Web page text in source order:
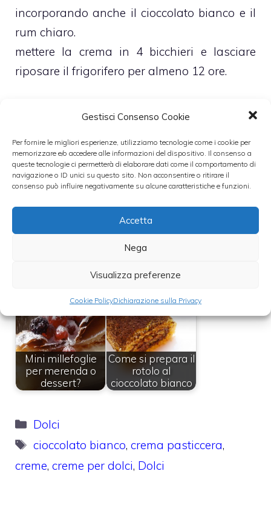
Gestisci Consenso Cookie
Per fornire le migliori esperienze, utilizziamo tecnologie come i cookie per
memorizzare e/o accedere alle informazioni del dispositivo. Il consenso a
queste tecnologie ci permetterà di elaborare dati come il comportamento di
navigazione o ID unici su questo sito. Non acconsentire o ritirare il
consenso può influire negativamente su alcune caratteristiche e funzioni.
Accetta
Nega
Visualizza preferenze
Cookie PolicyDichiarazione sulla Privacy
incorporando anche il cioccolato bianco e il
rum chiaro.
mettere la crema in 4 bicchieri e lasciare
riposare il frigorifero per almeno 12 ore.
Leggi anche:
Crema pasticcera
Ricetta della torta
al cioccolato
veloci - Crema al
Crema al burro
Mini millefoglie
per merenda o
dessert?
Come si prepara il
rotolo al
cioccolato bianco
Categorie
Dolci
Tag
cioccolato bianco,crema pasticcera,
creme, creme per dolci, Dolci